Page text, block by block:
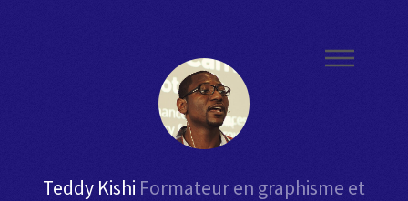
Teddy Kishi Formateur en graphisme et